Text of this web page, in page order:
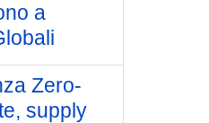
a
Zero-
supply